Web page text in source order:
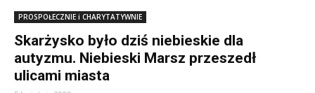
PROSPOŁECZNIE i CHARYTATYWNIE
Skarżysko było dziś niebieskie dla
autyzmu. Niebieski Marsz przeszedł
ulicami miasta